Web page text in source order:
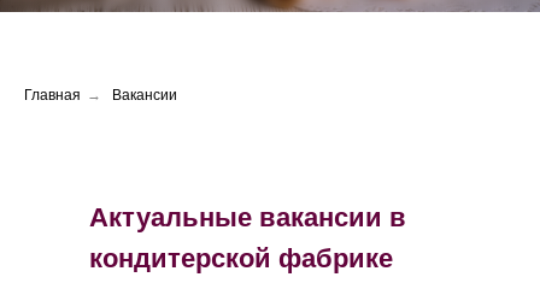
Главная → Вакансии
Актуальные вакансии в
кондитерской фабрике